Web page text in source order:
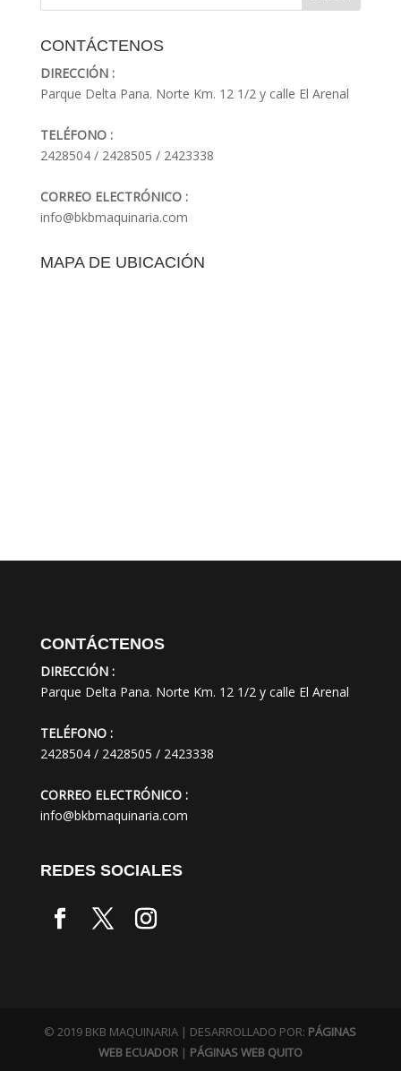
CONTÁCTENOS
DIRECCIÓN :
Parque Delta Pana. Norte Km. 12 1/2 y calle El Arenal
TELÉFONO :
2428504 / 2428505 / 2423338
CORREO ELECTRÓNICO :
info@bkbmaquinaria.com
MAPA DE UBICACIÓN
CONTÁCTENOS
DIRECCIÓN :
Parque Delta Pana. Norte Km. 12 1/2 y calle El Arenal
TELÉFONO :
2428504 / 2428505 / 2423338
CORREO ELECTRÓNICO :
info@bkbmaquinaria.com
REDES SOCIALES
© 2019 BKB MAQUINARIA | DESARROLLADO POR: PÁGINAS
WEB ECUADOR| PÁGINAS WEB QUITO